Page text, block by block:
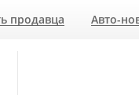
продавца Авто-